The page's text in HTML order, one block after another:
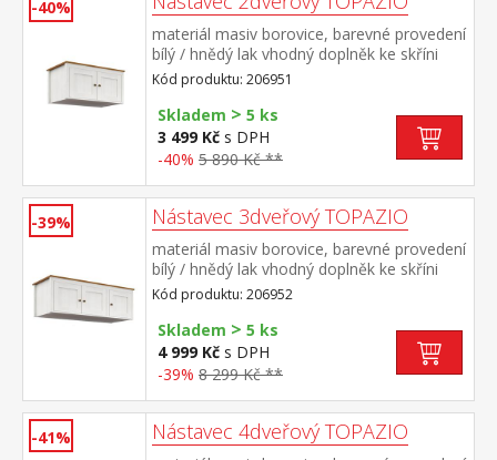
-40%
materiál masiv borovice, barevné provedení
bílý / hnědý lak vhodný doplněk ke skříni
TOPAZIO 206281
Kód produktu: 206951
Skladem > 5 ks
3 499 Kč s DPH
-40% 5 890 Kč **
-39% Nástavec 3dveřový TOPAZIO
materiál masiv borovice, barevné provedení
bílý / hnědý lak vhodný doplněk ke skříni
TOPAZIO 206282
Kód produktu: 206952
Skladem > 5 ks
4 999 Kč s DPH
-39% 8 299 Kč **
-41% Nástavec 4dveřový TOPAZIO